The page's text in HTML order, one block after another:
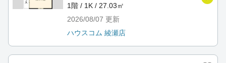
1階 / 1K / 27.03㎡
2026/08/07 更新
ハウスコム 綾瀬店